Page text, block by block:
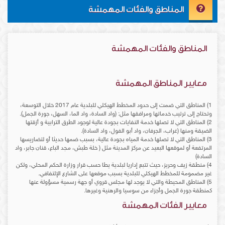
المناطق والفئات المهمشة
المناطق والفئات المهمشة
معايير المناطق المهمشة
1) المناطق التي ضمت إلى حدود المخطط الهيكلي للبلدية عام 2017 خلال التوسعة،
وتحتاج إلى ترتيب خدماتها ومرافقها مثل: (واد السادة، واد الما، السهل، جورة الجمل).
2) المناطق التي لا تصلها خدمة النفايات بجودة عالية لوجود الطرق الترابية و أزقتها
الضيقة ومنها (غراب، الجرفان، واد أبو الفول، واد السادة).
3) المناطق التي لا تصلها خدمة المياه بجودة عالية، بسبب ضمها حديثا أو لتضاريسها
المرتفعة أو لموقعها البعيد عن مركز المدينة مثل ( خلة طبش، مجد الباع، قنان جابر، واد
السادة)
4) منطقة زيف وحريز، حيث تتبع إداريا لبلدية يطا حسب قرار وزارة الحكم المحلي، ولكن
غير مضمومة للمخطط الهيكلي للبلدية بسبب موقعها على الشارع الإلتفافي.
5) المناطق المحيطة والتي لا يوجد لها مجلس قروي أو جهة رسمية مسؤولة عنها
كمنطقة جورة الجمل وأجزاء من سوسيا والرهنية وغيرها.
معايير الفئات المهمشة